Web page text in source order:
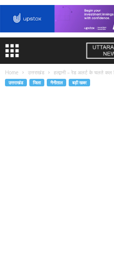
Home उत्तराखंड हल्द्वानी – रेड अलर्ट के चलते
उत्तराखंड जिला नैनीताल बड़ी खबर